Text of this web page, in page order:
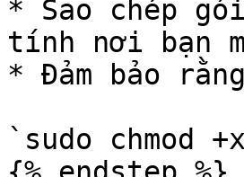
* Sao chép
tính nơi bạn
* Đảm bảo
`sudo chmod